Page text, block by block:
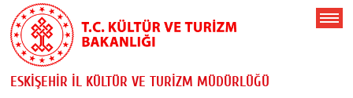
ESKİŞEHİR İL KÜLTÜR VE TURİZM MÜDÜRLÜĞÜ